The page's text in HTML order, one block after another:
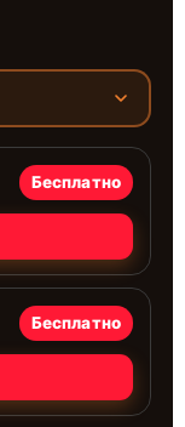
Бесплатно
Бесплатно